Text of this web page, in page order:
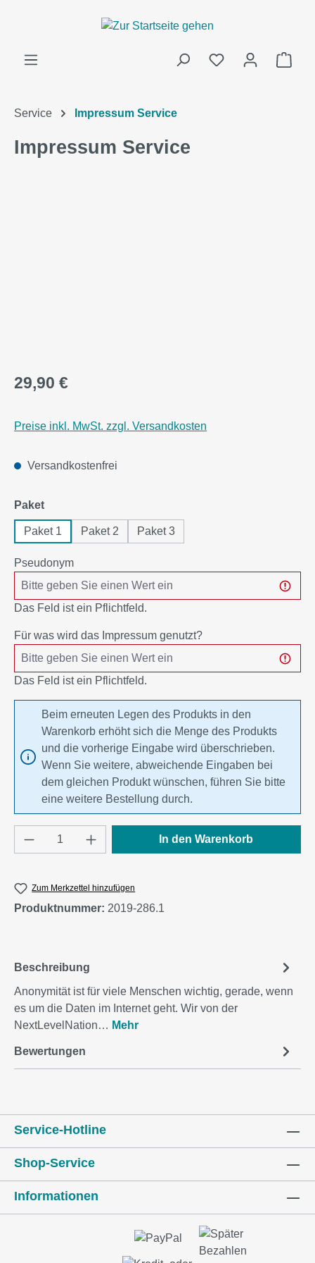
Service Impressum Service
Impressum Service
29,90 €
Preise inkl. MwSt. zzgl. Versandkosten
Versandkostenfrei
Paketauswählen
Paket 1 Paket 2 Paket 3
Pseudonym
Das Feld ist ein Pflichtfeld.
Für was wird das Impressum genutzt?
Das Feld ist ein Pflichtfeld.
Beim erneuten Legen des Produkts in den
Warenkorb erhöht sich die Menge des Produkts
und die vorherige Eingabe wird überschrieben.
Wenn Sie weitere, abweichende Eingaben bei
dem gleichen Produkt wünschen, führen Sie bitte
eine weitere Bestellung durch.
Produkt Anzahl: Gib den gewünschten
In den Warenkorb
Zum Merkzettel hinzufügen
Produktnummer: 2019-286.1
Beschreibung
Anonymität ist für viele Menschen wichtig, gerade, wenn
es um die Daten im Internet geht. Wir von der
NextLevelNation… Mehr
Bewertungen
Service-Hotline
Shop-Service
Informationen